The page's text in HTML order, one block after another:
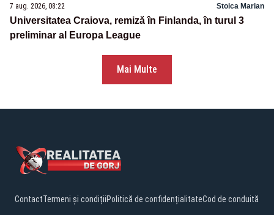
7 aug. 2026, 08:22 Stoica Marian
Universitatea Craiova, remiză în Finlanda, în turul 3
preliminar al Europa League
Mai Multe
ContactTermeni și condițiiPolitică de confidențialitateCod de conduită